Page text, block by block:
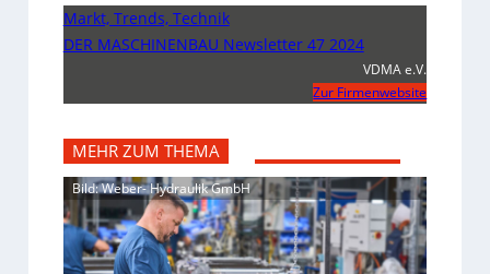
Markt, Trends, Technik
DER MASCHINENBAU Newsletter 47 2024
VDMA e.V.
Zur Firmenwebsite
MEHR ZUM THEMA
Bild: Weber- Hydraulik GmbH